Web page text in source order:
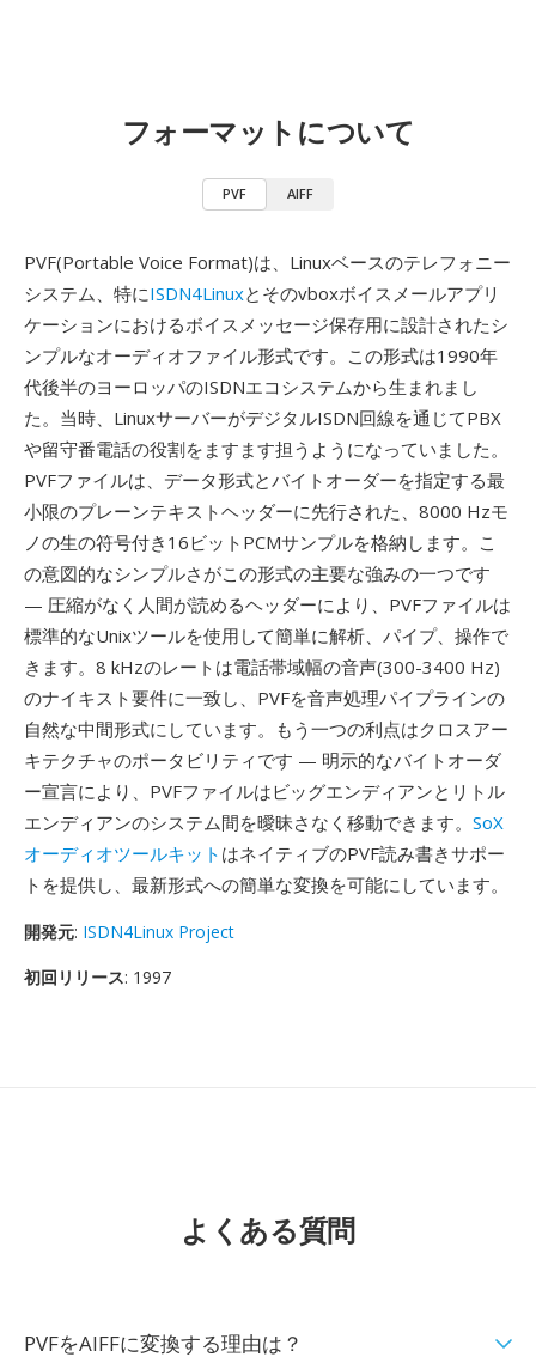
フォーマットについて
PVF AIFF
PVF(Portable Voice Format)は、Linuxベースのテレフォニー
システム、特にISDN4Linuxとそのvboxボイスメールアプリ
ケーションにおけるボイスメッセージ保存用に設計されたシ
ンプルなオーディオファイル形式です。この形式は1990年
代後半のヨーロッパのISDNエコシステムから生まれまし
た。当時、LinuxサーバーがデジタルISDN回線を通じてPBX
や留守番電話の役割をますます担うようになっていました。
PVFファイルは、データ形式とバイトオーダーを指定する最
小限のプレーンテキストヘッダーに先行された、8000 Hzモ
ノの生の符号付き16ビットPCMサンプルを格納します。こ
の意図的なシンプルさがこの形式の主要な強みの一つです
— 圧縮がなく人間が読めるヘッダーにより、PVFファイルは
標準的なUnixツールを使用して簡単に解析、パイプ、操作で
きます。8 kHzのレートは電話帯域幅の音声(300-3400 Hz)
のナイキスト要件に一致し、PVFを音声処理パイプラインの
自然な中間形式にしています。もう一つの利点はクロスアー
キテクチャのポータビリティです — 明示的なバイトオーダ
ー宣言により、PVFファイルはビッグエンディアンとリトル
エンディアンのシステム間を曖昧さなく移動できます。 SoX
オーディオツールキット はネイティブのPVF読み書きサポー
トを提供し、最新形式への簡単な変換を可能にしています。
開発元: ISDN4Linux Project
初回リリース: 1997
よくある質問
PVFをAIFFに変換する理由は？